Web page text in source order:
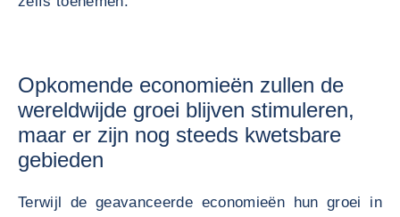
Opkomende economieën zullen de
wereldwijde groei blijven stimuleren,
maar er zijn nog steeds kwetsbare
gebieden
Terwijl de geavanceerde economieën hun groei in